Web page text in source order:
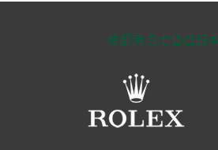
成都劳力士售后服